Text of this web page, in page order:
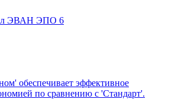
ЭВАН ЭПО 6
обеспечивает эффективное
по сравнению с 'Стандарт'.